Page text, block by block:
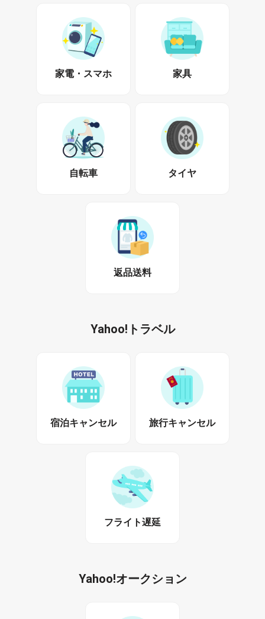
家電・スマホ 家具
自転車 タイヤ
返品送料
Yahoo!トラベル
宿泊キャンセル 旅行キャンセル
フライト遅延
Yahoo!オークション